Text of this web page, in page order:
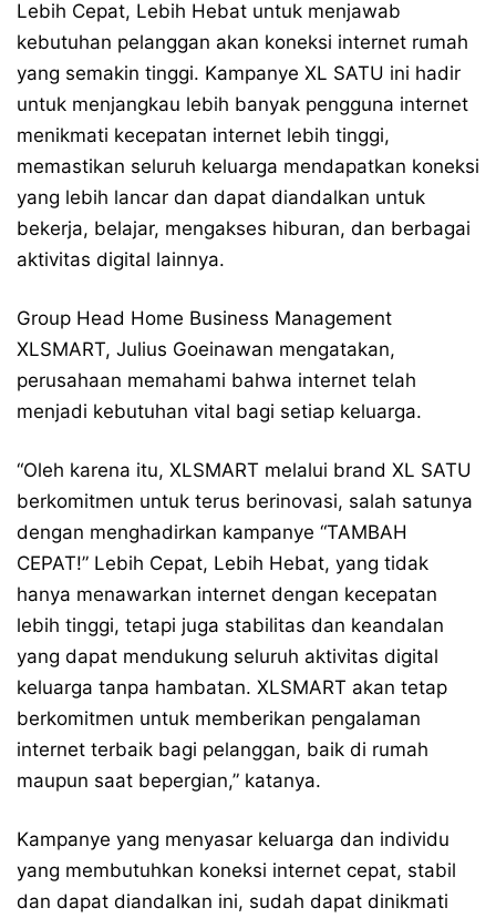
Lebih Cepat, Lebih Hebat untuk menjawab
kebutuhan pelanggan akan koneksi internet rumah
yang semakin tinggi. Kampanye XL SATU ini hadir
untuk menjangkau lebih banyak pengguna internet
menikmati kecepatan internet lebih tinggi,
memastikan seluruh keluarga mendapatkan koneksi
yang lebih lancar dan dapat diandalkan untuk
bekerja, belajar, mengakses hiburan, dan berbagai
aktivitas digital lainnya.
Group Head Home Business Management
XLSMART, Julius Goeinawan mengatakan,
perusahaan memahami bahwa internet telah
menjadi kebutuhan vital bagi setiap keluarga.
“Oleh karena itu, XLSMART melalui brand XL SATU
berkomitmen untuk terus berinovasi, salah satunya
dengan menghadirkan kampanye “TAMBAH
CEPAT!” Lebih Cepat, Lebih Hebat, yang tidak
hanya menawarkan internet dengan kecepatan
lebih tinggi, tetapi juga stabilitas dan keandalan
yang dapat mendukung seluruh aktivitas digital
keluarga tanpa hambatan. XLSMART akan tetap
berkomitmen untuk memberikan pengalaman
internet terbaik bagi pelanggan, baik di rumah
maupun saat bepergian,” katanya.
Kampanye yang menyasar keluarga dan individu
yang membutuhkan koneksi internet cepat, stabil
dan dapat diandalkan ini, sudah dapat dinikmati